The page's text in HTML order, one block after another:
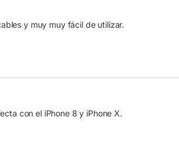
y muy muy fácil de utilizar.
con el iPhone 8 y iPhone X.